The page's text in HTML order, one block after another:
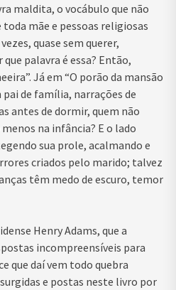
maldita, o vocábulo que não
mãe e pessoas religiosas
quase sem querer,
palavra é essa? Então,
Já em “O porão da mansão
de família, narrações de
antes de dormir, quem não
na infância? E o lado
sua prole, acalmando e
criados pelo marido; talvez
têm medo de escuro, temor
Henry Adams, que a
incompreensíveis para
que daí vem todo quebra
e postas neste livro por